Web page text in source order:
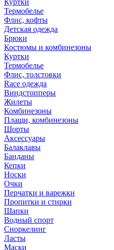
Куртки
Термобелье
Флис, кофты
Детская одежда
Брюки
Костюмы и комбинезоны
Куртки
Термобелье
Флис, толстовки
Race одежда
Виндстопперы
Жилеты
Комбинезоны
Плащи, комбинезоны
Шорты
Аксессуары
Балаклавы
Банданы
Кепки
Носки
Очки
Перчатки и варежки
Пропитки и стирки
Шапки
Водный спорт
Сноркелинг
Ласты
Маски